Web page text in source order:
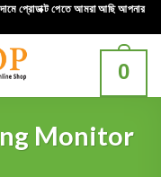
প্রোডাক্ট পেতে আমরা আছি আপনার
0
Monitor